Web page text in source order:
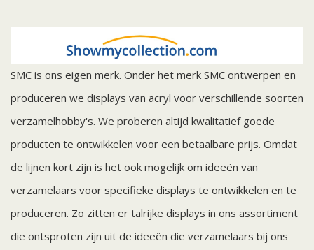
SMC is ons eigen merk. Onder het merk SMC ontwerpen en
produceren we displays van acryl voor verschillende soorten
verzamelhobby's. We proberen altijd kwalitatief goede
producten te ontwikkelen voor een betaalbare prijs. Omdat
de lijnen kort zijn is het ook mogelijk om ideeën van
verzamelaars voor specifieke displays te ontwikkelen en te
produceren. Zo zitten er talrijke displays in ons assortiment
die ontsproten zijn uit de ideeën die verzamelaars bij ons